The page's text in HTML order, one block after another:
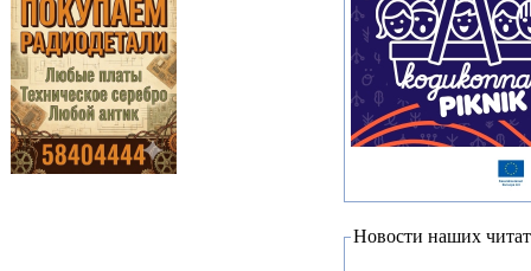
Новости наших